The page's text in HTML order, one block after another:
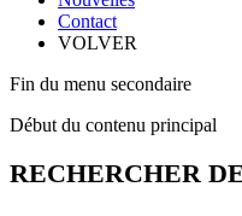
Contact
VOLVER
Fin du menu secondaire
Début du contenu principal
RECHERCHER